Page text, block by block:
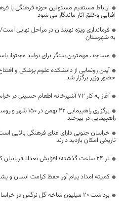
ارتباط مستقیم مسئولین حوزه فرهنگی با
افزایی وخلق آثار ماندگار می شود
فرمانداری ویژه نهبندان در مراحل نهایی
به شهرستان
مساجد، مهمترین سنگر برای تولید
آیین رونمایی از دانشکده علوم پزشکی و
حضور وزیر برگزار شد
آغاز به کار ۷۲ آشپزخانه اطعام حسینی در خراسان جنوبی
برگزاری
راهپیمایی در بیرجند
خراسان جنوبی دارای غنای فرهنگی بالایی
تاریخی امکان بازدید دارند
در 24 ساعت گذشته؛ افزایش تعداد قربانیان کرونا در خراسان جنوبی به 196 نفر
کمیته امداد پیام آور حفظ کرامت انسان و
برداشت ۲۰ میلیون شاخه گل نرگس در خراسان جنوبی